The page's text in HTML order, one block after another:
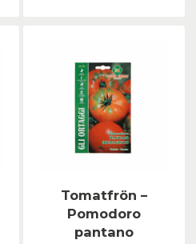
Tomatfrön –
Pomodoro
pantano